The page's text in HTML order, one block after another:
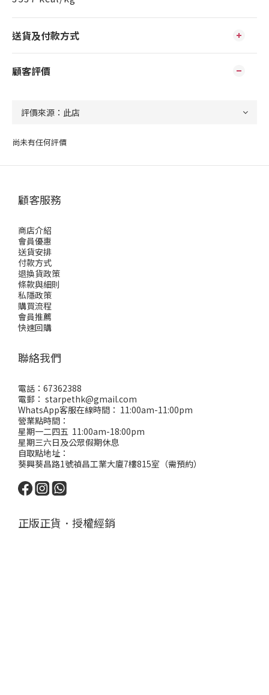
送貨及付款方式
顧客評價
尚未有任何評價
顧客服務
商店介紹
會員優惠
送貨安排
付款方式
退換貨政策
條款與細則
私隱政策
購買流程
會員推薦
快速回購
聯絡我們
電話：67362388
電郵： starpethk@gmail.com
WhatsApp客服在線時間： 11:00am-11:00pm
營業點時間：
星期一二四五 11:00am-18:00pm
星期三六日及公眾假期休息
自取點地址：
葵興葵昌路1號禎昌工業大廈7樓815室（需預約）
正版正貨．授權經銷